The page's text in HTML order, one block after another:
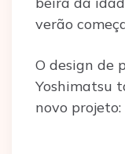
verão
O design de
Yoshimatsu
novo projeto: